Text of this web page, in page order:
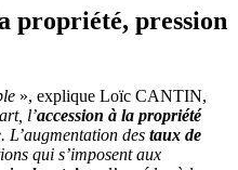
propriété, pression
», explique Loïc CANTIN,
l’accession à la propriété
L’augmentation des taux de
qui s’imposent aux